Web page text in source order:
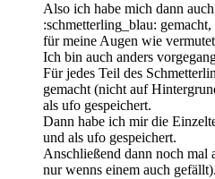
Also ich habe mich dann
:schmetterling_blau:
für meine Augen wie
Ich bin auch anders
Für jedes Teil des
gemacht (nicht auf
als ufo gespeichert.
Dann habe ich mir die
und als ufo gespeichert.
Anschließend dann noch mal
nur wenns einem auch gefällt).